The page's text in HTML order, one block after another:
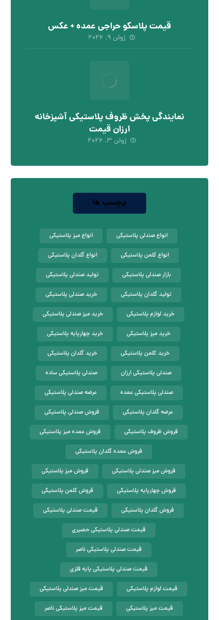
قیمت پلاسکو حراجی عمده + عکس
ژوئن ۹, ۲۰۲۶
نمایندگی پخش ظروف پلاستیکی آشپزخانه
ارزان قیمت
ژوئن ۳, ۲۰۲۶
برچسب ها
انواع صندلی پلاستیکی انواع میز پلاستیکی
انواع کلمن پلاستیکی انواع گلدان پلاستیکی
بازار صندلی پلاستیکی تولید صندلی پلاستیکی
تولید گلدان پلاستیکی خرید صندلی پلاستیکی
خرید لوازم پلاستیکی خرید میز صندلی پلاستیکی
خرید میز پلاستیکی خرید چهارپایه پلاستیکی
خرید کلمن پلاستیکی خرید گلدان پلاستیکی
صندلی پلاستیکی ارزان صندلی پلاستیکی ساده
صندلی پلاستیکی عمده عرضه صندلی پلاستیکی
عرضه گلدان پلاستیکی فروش صندلی پلاستیکی
فروش ظروف پلاستیکی فروش عمده میز پلاستیکی
فروش عمده گلدان پلاستیکی
فروش میز صندلی پلاستیکی فروش میز پلاستیکی
فروش چهارپایه پلاستیکی فروش کلمن پلاستیکی
فروش گلدان پلاستیکی قیمت صندلی پلاستیکی
قیمت صندلی پلاستیکی حصیری
قیمت صندلی پلاستیکی ناصر
قیمت صندلی پلاستیکی پایه فلزی
قیمت لوازم پلاستیکی قیمت میز صندلی پلاستیکی
قیمت میز پلاستیکی قیمت میز پلاستیکی ناصر